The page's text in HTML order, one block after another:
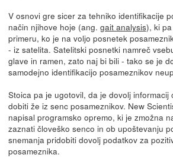
V osnovi gre sicer za tehniko identifikacije
način njihove hoje (ang. gait analysis), ki
primeru, ko je na voljo posnetek
- iz satelita. Satelitski posnetki namreč
glave in ramen, zato naj bi bili - tako se je
samodejno identifikacijo posameznikov
Stoica pa je ugotovil, da je dovolj informacij
dobiti že iz senc posameznikov. New
napisal programsko opremo, ki je zmožna
zaznati človeško senco in ob upoštevanju
snemanja pridobiti dovolj podatkov za
posameznika.